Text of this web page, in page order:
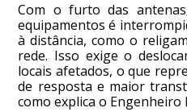
Com o furto das
equipamentos é
à distância, como o
rede. Isso exige o
locais afetados, o que
de resposta e maior
como explica o